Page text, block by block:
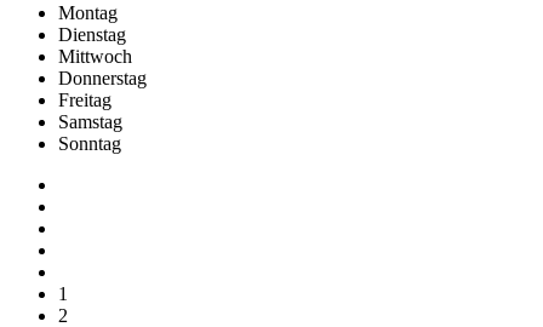
Montag
Dienstag
Mittwoch
Donnerstag
Freitag
Samstag
Sonntag
1
2